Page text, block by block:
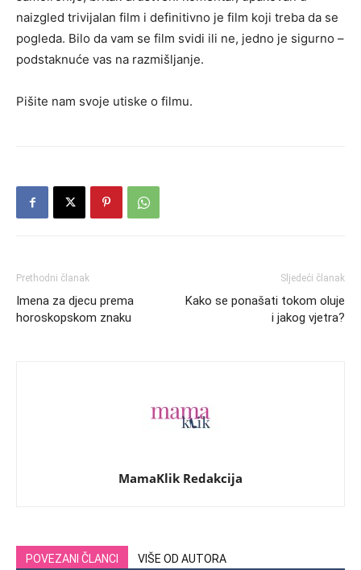
naizgled trivijalan film i definitivno je film koji treba da se
pogleda. Bilo da vam se film svidi ili ne, jedno je sigurno –
podstaknuće vas na razmišljanje.
Pišite nam svoje utiske o filmu.
Prethodni članak
Imena za djecu prema
horoskopskom znaku
Sljedeći članak
Kako se ponašati tokom oluje
i jakog vjetra?
MamaKlik Redakcija
POVEZANI ČLANCI VIŠE OD AUTORA